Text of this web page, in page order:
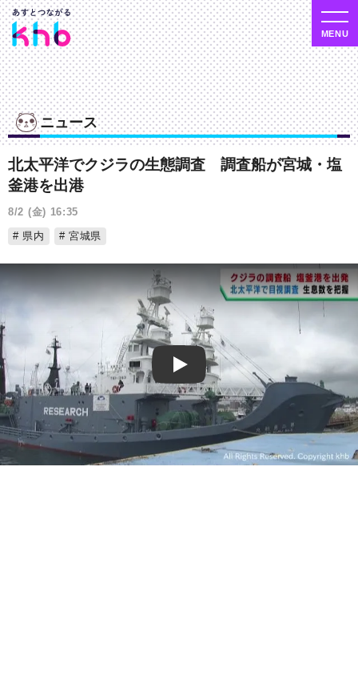
ニュース
北太平洋でクジラの生態調査 調査船が宮城・塩
釜港を出港
8/2 (金) 16:35
県内
宮城県
Play